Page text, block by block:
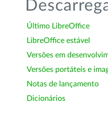
Último LibreOffice
LibreOffice estável
Versões em
Versões portáteis e
Notas de lançamento
Dicionários